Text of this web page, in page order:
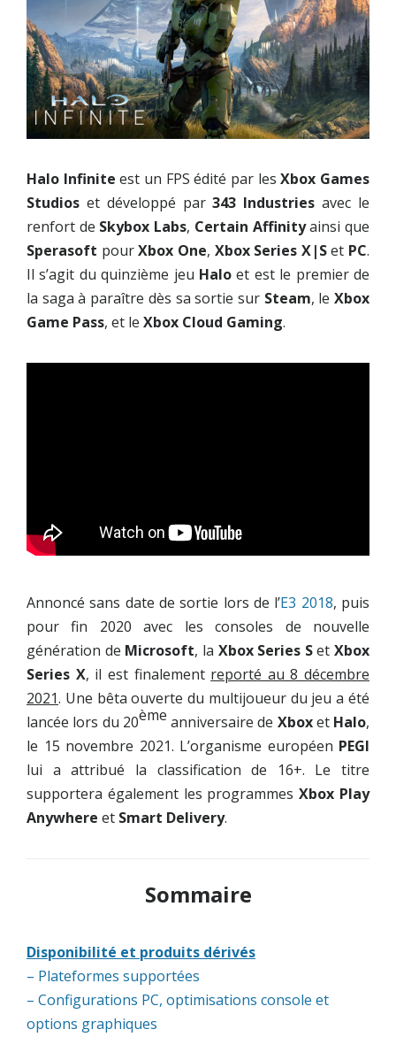
Halo Infinite est un FPS édité par lesXbox Games
Studios et développé par343 Industries avec le
renfort de Skybox Labs, Certain Affinityainsi que
Sperasoft pourXbox One, Xbox Series X|Set PC.
Il s’agit du quinzième jeu Halo et est le premier de
la saga à paraître dès sa sortie sur Steam, leXbox
Game Pass, et le Xbox Cloud Gaming.
Annoncé sans date de sortie lors de l’E3 2018, puis
pour fin 2020 avec les consoles de nouvelle
génération de Microsoft, la Xbox Series Set Xbox
Series X, il est finalement reporté au 8 décembre
2021. Une bêta ouverte du multijoueur du jeu a été
lancée lors du 20ème anniversaire de Xboxet Halo,
le 15 novembre 2021. L’organisme européen PEGI
lui a attribué la classification de 16+. Le titre
supportera également les programmesXbox Play
Anywhere et Smart Delivery.
Sommaire
Disponibilité et produits dérivés
– Plateformes supportées
– Configurations PC, optimisations console et
options graphiques